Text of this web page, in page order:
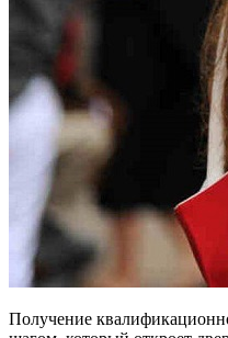
Получение